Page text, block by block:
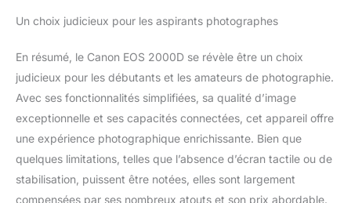
Un choix judicieux pour les aspirants photographes
En résumé, le Canon EOS 2000D se révèle être un choix
judicieux pour les débutants et les amateurs de photographie.
Avec ses fonctionnalités simplifiées, sa qualité d’image
exceptionnelle et ses capacités connectées, cet appareil offre
une expérience photographique enrichissante. Bien que
quelques limitations, telles que l’absence d’écran tactile ou de
stabilisation, puissent être notées, elles sont largement
compensées par ses nombreux atouts et son prix abordable.